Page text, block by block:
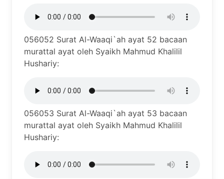
056052 Surat Al-Waaqi`ah ayat 52 bacaan
murattal ayat oleh Syaikh Mahmud Khalilil
Hushariy:
056053 Surat Al-Waaqi`ah ayat 53 bacaan
murattal ayat oleh Syaikh Mahmud Khalilil
Hushariy: